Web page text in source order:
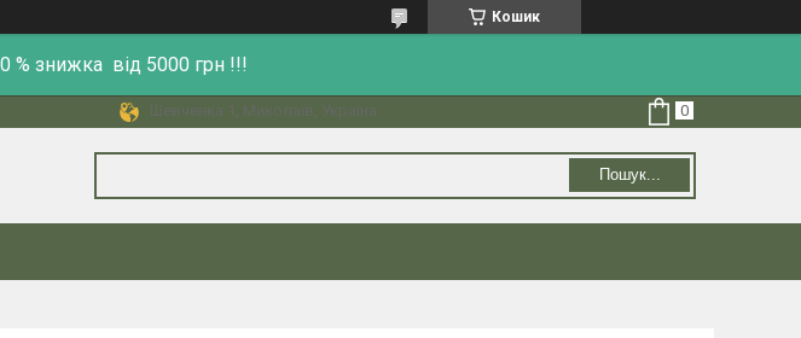
Кошик
% знижка від 5000 грн !!!
Шевченка 1, Миколаїв, Україна
Пошук...